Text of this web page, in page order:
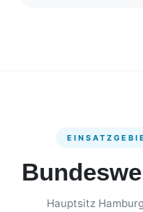
Hauptsitz